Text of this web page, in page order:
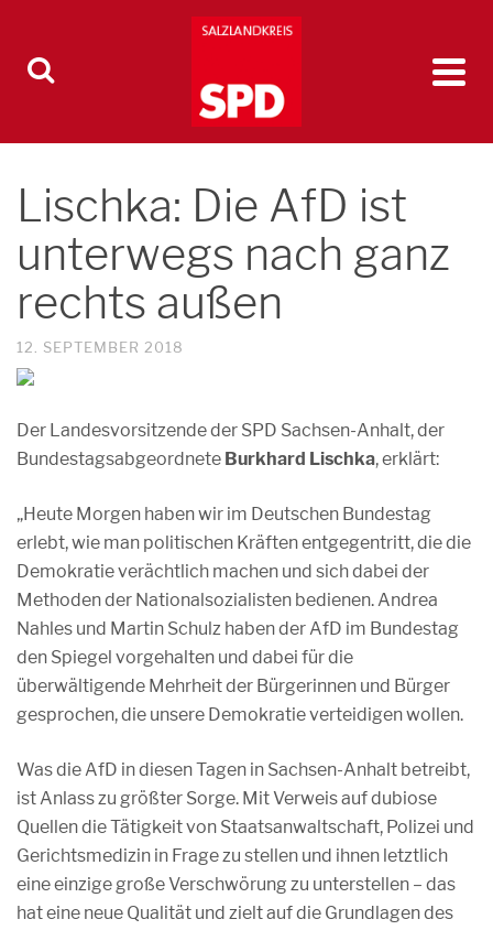
Lischka: Die AfD ist
unterwegs nach ganz
rechts außen
12. SEPTEMBER 2018
Der Landesvorsitzende der SPD Sachsen-Anhalt, der
Bundestagsabgeordnete Burkhard Lischka, erklärt:
„Heute Morgen haben wir im Deutschen Bundestag
erlebt, wie man politischen Kräften entgegentritt, die die
Demokratie verächtlich machen und sich dabei der
Methoden der Nationalsozialisten bedienen. Andrea
Nahles und Martin Schulz haben der AfD im Bundestag
den Spiegel vorgehalten und dabei für die
überwältigende Mehrheit der Bürgerinnen und Bürger
gesprochen, die unsere Demokratie verteidigen wollen.
Was die AfD in diesen Tagen in Sachsen-Anhalt betreibt,
ist Anlass zu größter Sorge. Mit Verweis auf dubiose
Quellen die Tätigkeit von Staatsanwaltschaft, Polizei und
Gerichtsmedizin in Frage zu stellen und ihnen letztlich
eine einzige große Verschwörung zu unterstellen – das
hat eine neue Qualität und zielt auf die Grundlagen des